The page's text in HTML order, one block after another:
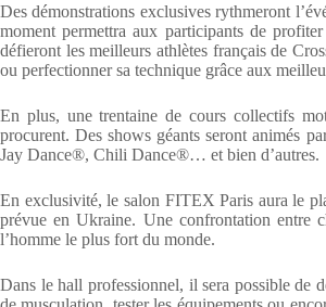
Des démonstrations exclusives rythmeront
moment permettra aux participants de
défieront les meilleurs athlètes français de
ou perfectionner sa technique grâce aux
En plus, une trentaine de cours collectifs
procurent. Des shows géants seront animés
Jay Dance®, Chili Dance®… et bien d’autres.
En exclusivité, le salon FITEX Paris aura le
prévue en Ukraine. Une confrontation entre
l’homme le plus fort du monde.
Dans le hall professionnel, il sera possible de